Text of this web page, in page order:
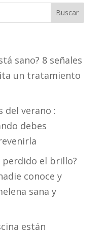
sano? 8 señales
un tratamiento
del verano :
debes
perdido el brillo?
conoce y
sana y
están